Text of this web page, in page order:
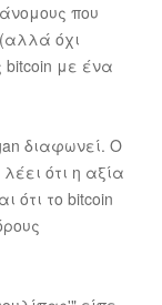
που
όχι
με ένα
διαφωνεί. Ο
ότι η αξία
ότι το bitcoin